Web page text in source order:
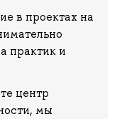
в проектах на
практик и
центр
мы